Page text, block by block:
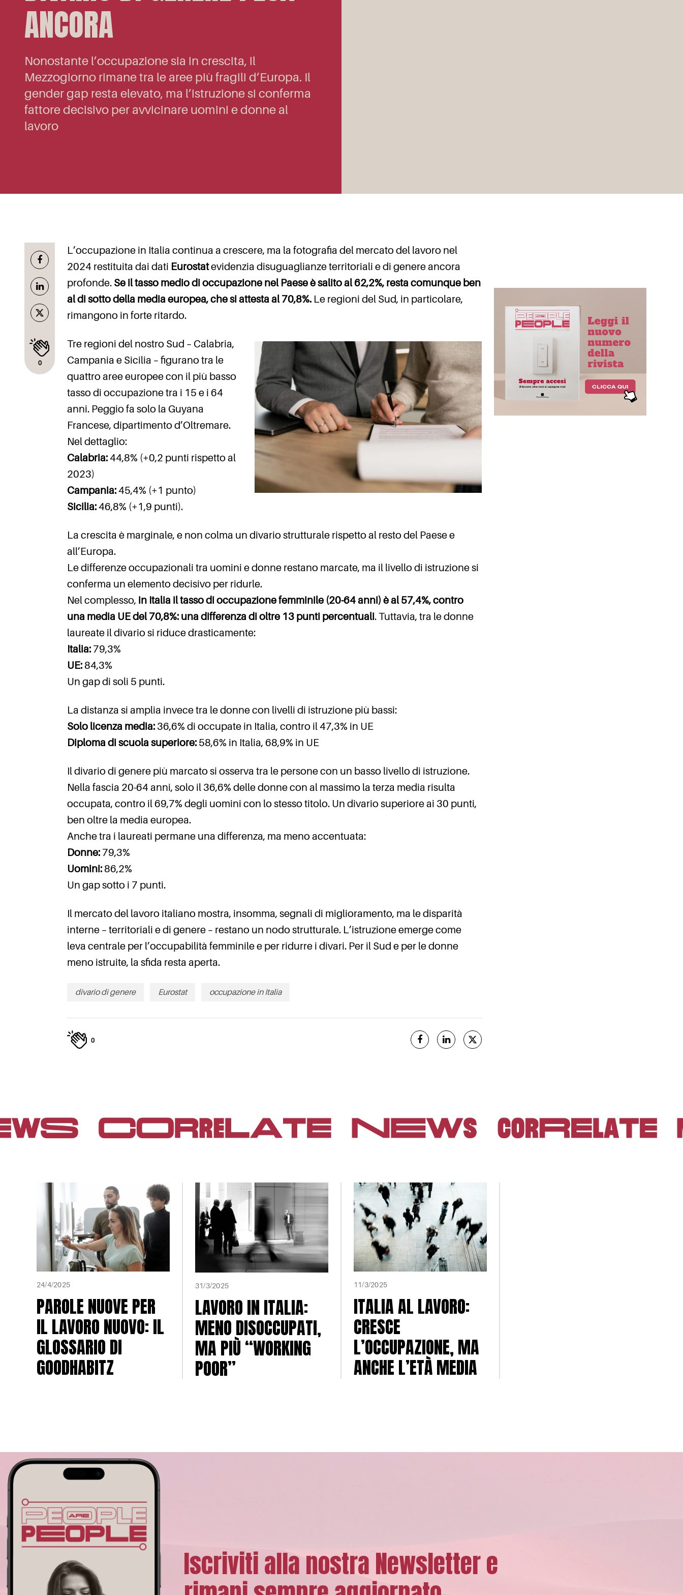
ANCORA
Nonostante l’occupazione sia in crescita, il
Mezzogiorno rimane tra le aree più fragili d’Europa. Il
gender gap resta elevato, ma l’istruzione si conferma
fattore decisivo per avvicinare uomini e donne al
lavoro
0
L’occupazione in Italia continua a crescere, ma la fotografia del mercato del lavoro nel
2024 restituita dai dati Eurostatevidenzia disuguaglianze territoriali e di genere ancora
profonde. Se il tasso medio di occupazione nel Paese è salito al 62,2%, resta comunque ben
al di sotto della media europea, che si attesta al 70,8%. Le regioni del Sud, in particolare,
rimangono in forte ritardo.
Tre regioni del nostro Sud – Calabria,
Campania e Sicilia – figurano tra le
quattro aree europee con il più basso
tasso di occupazione tra i 15 e i 64
anni. Peggio fa solo la Guyana
Francese, dipartimento d’Oltremare.
Nel dettaglio:
Calabria:44,8% (+0,2 punti rispetto al
2023)
Campania:45,4% (+1 punto)
Sicilia:46,8% (+1,9 punti).
La crescita è marginale, e non colma un divario strutturale rispetto al resto del Paese e
all’Europa.
Le differenze occupazionali tra uomini e donne restano marcate, ma il livello di istruzione si
conferma un elemento decisivo per ridurle.
Nel complesso, in Italia il tasso di occupazione femminile (20-64 anni) è al 57,4%, contro
una media UE del 70,8%: una differenza di oltre 13 punti percentuali. Tuttavia, tra le donne
laureate il divario si riduce drasticamente:
Italia: 79,3%
UE: 84,3%
Un gap di soli 5 punti.
La distanza si amplia invece tra le donne con livelli di istruzione più bassi:
Solo licenza media: 36,6% di occupate in Italia, contro il 47,3% in UE
Diploma di scuola superiore: 58,6% in Italia, 68,9% in UE
Il divario di genere più marcato si osserva tra le persone con un basso livello di istruzione.
Nella fascia 20-64 anni, solo il 36,6% delle donne con al massimo la terza media risulta
occupata, contro il 69,7% degli uomini con lo stesso titolo. Un divario superiore ai 30 punti,
ben oltre la media europea.
Anche tra i laureati permane una differenza, ma meno accentuata:
Donne: 79,3%
Uomini: 86,2%
Un gap sotto i 7 punti.
Il mercato del lavoro italiano mostra, insomma, segnali di miglioramento, ma le disparità
interne – territoriali e di genere – restano un nodo strutturale. L’istruzione emerge come
leva centrale per l’occupabilità femminile e per ridurre i divari. Per il Sud e per le donne
meno istruite, la sfida resta aperta.
divario di genere Eurostat occupazione in Italia
0
24/4/2025
PAROLE NUOVE PER
IL LAVORO NUOVO: IL
GLOSSARIO DI
GOODHABITZ
31/3/2025
LAVORO IN ITALIA:
MENO DISOCCUPATI,
MA PIÙ “WORKING
POOR”
11/3/2025
ITALIA AL LAVORO:
CRESCE
L’OCCUPAZIONE, MA
ANCHE L’ETÀ MEDIA
Iscriviti alla nostra Newsletter e